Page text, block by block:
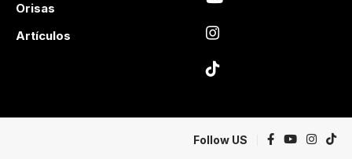
Orisas
Artículos
Follow US